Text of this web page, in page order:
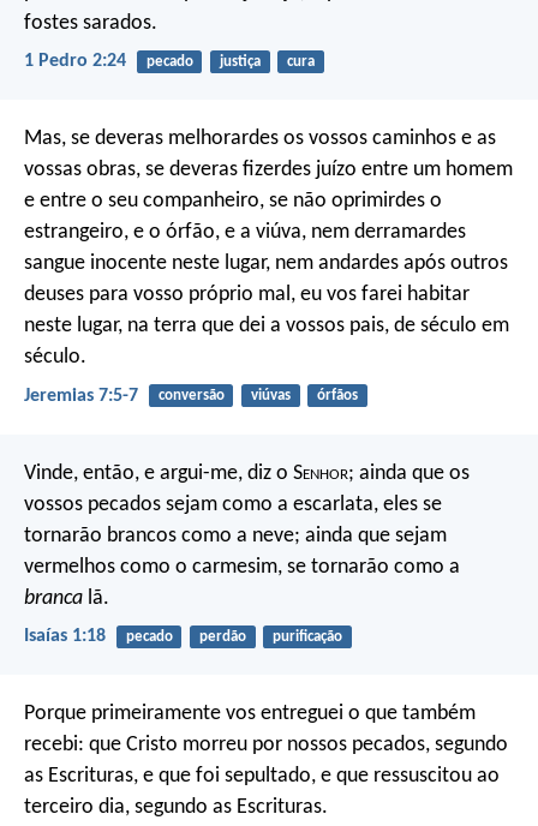
fostes sarados.
1 Pedro 2:24 pecado justiça cura
Mas, se deveras melhorardes os vossos caminhos e as
vossas obras, se deveras fizerdes juízo entre um homem
e entre o seu companheiro, se não oprimirdes o
estrangeiro, e o órfão, e a viúva, nem derramardes
sangue inocente neste lugar, nem andardes após outros
deuses para vosso próprio mal, eu vos farei habitar
neste lugar, na terra que dei a vossos pais, de século em
século.
Jeremias 7:5-7 conversão viúvas órfãos
Vinde, então, e argui-me, diz o Senhor; ainda que os
vossos pecados sejam como a escarlata, eles se
tornarão brancos como a neve; ainda que sejam
vermelhos como o carmesim, se tornarão como a
branca lã.
Isaías 1:18 pecado perdão purificação
Porque primeiramente vos entreguei o que também
recebi: que Cristo morreu por nossos pecados, segundo
as Escrituras, e que foi sepultado, e que ressuscitou ao
terceiro dia, segundo as Escrituras.